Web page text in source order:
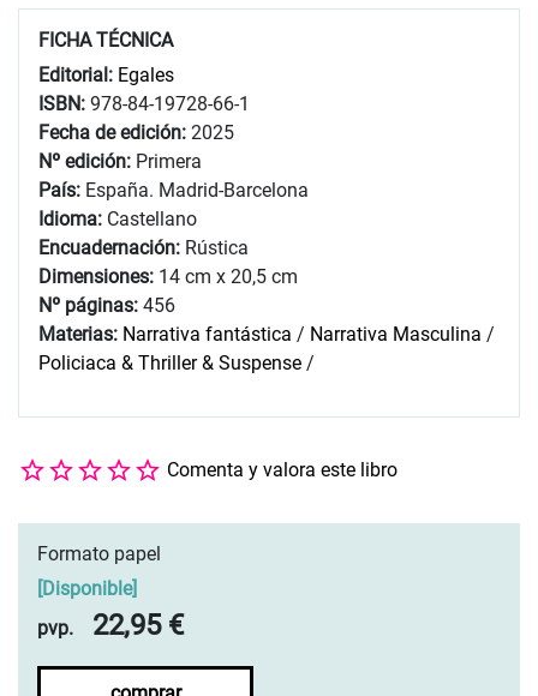
FICHA TÉCNICA
Editorial: Egales
ISBN: 978-84-19728-66-1
Fecha de edición: 2025
Nº edición: Primera
País: España. Madrid-Barcelona
Idioma: Castellano
Encuadernación: Rústica
Dimensiones: 14 cm x 20,5 cm
Nº páginas: 456
Materias: Narrativa fantástica / Narrativa Masculina /
Policiaca & Thriller & Suspense /
Comenta y valora este libro
Formato papel
Disponible]
pvp.
22,95 €